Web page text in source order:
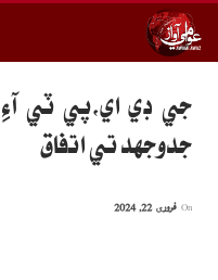
جي ڊي اي،پي ٽي
جدوجهد تي اتفاق
فروری 22, 2024